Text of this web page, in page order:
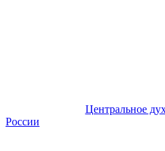
Центральное
России